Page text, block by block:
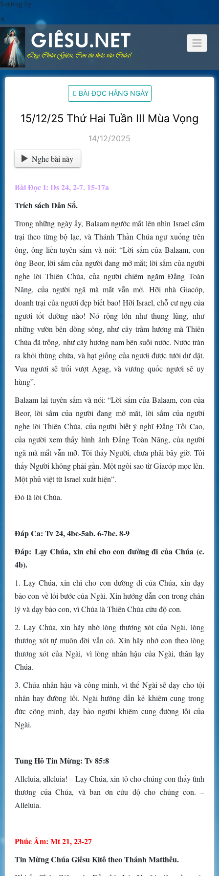
Sorting by
×
Skip
to
content
BÀI ĐỌC HẰNG NGÀY
15/12/25 Thứ Hai Tuần III Mùa Vọng
14/12/2025
Nghe bài này
Bài Ðọc I: Ds 24, 2-7. 15-17a
Trích sách Dân Số.
Trong những ngày ấy, Balaam ngước mắt lên nhìn Israel cắm
trại theo từng bộ lạc, và Thánh Thần Chúa ngự xuống trên
ông, ông liền tuyên sấm và nói: “Lời sấm của Balaam, con
ông Beor, lời sấm của người đang mở mắt; lời sấm của người
nghe lời Thiên Chúa, của người chiêm ngắm Ðấng Toàn
Năng, của người ngã mà mắt vẫn mở. Hỡi nhà Giacóp,
doanh trại của ngươi đẹp biết bao! Hỡi Israel, chỗ cư ngụ của
ngươi tốt dường nào! Nó rộng lớn như thung lũng, như
những vườn bên dòng sông, như cây trầm hương mà Thiên
Chúa đã trồng, như cây hương nam bên suối nước. Nước tràn
ra khỏi thùng chứa, và hạt giống của ngươi được tưới dư dật.
Vua ngươi sẽ trổi vượt Agag, và vương quốc ngươi sẽ uy
hùng”.
Balaam lại tuyên sấm và nói: “Lời sấm của Balaam, con của
Beor, lời sấm của người đang mở mắt, lời sấm của người
nghe lời Thiên Chúa, của người biết ý nghĩ Ðấng Tối Cao,
của người xem thấy hình ảnh Ðấng Toàn Năng, của người
ngã mà mắt vẫn mở. Tôi thấy Người, chưa phải bây giờ. Tôi
thấy Người không phải gần. Một ngôi sao từ Giacóp mọc lên.
Một phủ việt từ Israel xuất hiện”.
Ðó là lời Chúa.
Ðáp Ca: Tv 24, 4bc-5ab. 6-7bc. 8-9
Ðáp: Lạy Chúa, xin chỉ cho con đường đi của Chúa (c.
4b).
1. Lạy Chúa, xin chỉ cho con đường đi của Chúa, xin dạy
bảo con về lối bước của Ngài. Xin hướng dẫn con trong chân
lý và dạy bảo con, vì Chúa là Thiên Chúa cứu độ con.
2. Lạy Chúa, xin hãy nhớ lòng thương xót của Ngài, lòng
thương xót tự muôn đời vẫn có. Xin hãy nhớ con theo lòng
thương xót của Ngài, vì lòng nhân hậu của Ngài, thân lạy
Chúa.
3. Chúa nhân hậu và công minh, vì thế Ngài sẽ dạy cho tội
nhân hay đường lối. Ngài hướng dẫn kẻ khiêm cung trong
đức công minh, dạy bảo người khiêm cung đường lối của
Ngài.
Tung Hô Tin Mừng: Tv 85:8
Alleluia, alleluia! – Lạy Chúa, xin tỏ cho chúng con thấy tình
thương của Chúa, và ban ơn cứu độ cho chúng con. –
Alleluia.
Phúc Âm: Mt 21, 23-27
Tin Mừng Chúa Giêsu Kitô theo Thánh Matthêu.